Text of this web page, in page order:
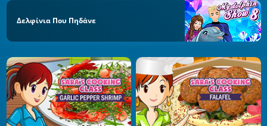
Δελφίνια Που Πηδάνε